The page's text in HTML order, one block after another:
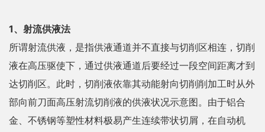
1、射流供液法
所谓射流供液，是指供液通道并不直接与切削区相连，切削
液在高压驱使下，通过供液通道后要经过一段空间距离才到
达切削区。此时，切削液依靠其动能射向切削削加工时从外
部向前刀面高压射流切削液的供液状况示意图。由于铝合
金、不锈钢等塑性材料极易产生连续带状切屑，在自动机